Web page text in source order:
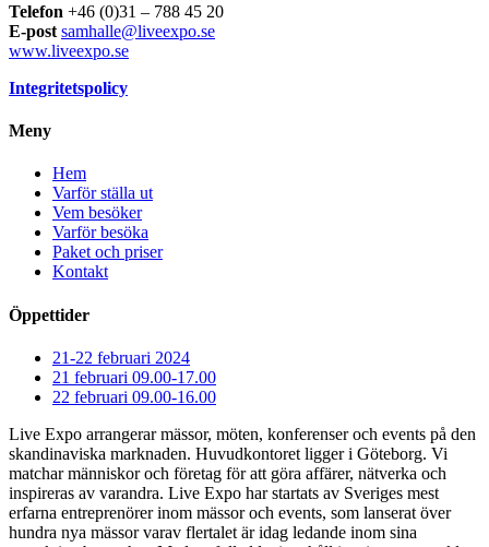
Telefon +46 (0)31 – 788 45 20
E-post samhalle@liveexpo.se
www.liveexpo.se
Integritetspolicy
Meny
Hem
Varför ställa ut
Vem besöker
Varför besöka
Paket och priser
Kontakt
Öppettider
21-22 februari 2024
21 februari 09.00-17.00
22 februari 09.00-16.00
Live Expo arrangerar mässor, möten, konferenser och events på den
skandinaviska marknaden. Huvudkontoret ligger i Göteborg. Vi
matchar människor och företag för att göra affärer, nätverka och
inspireras av varandra. Live Expo har startats av Sveriges mest
erfarna entreprenörer inom mässor och events, som lanserat över
hundra nya mässor varav flertalet är idag ledande inom sina